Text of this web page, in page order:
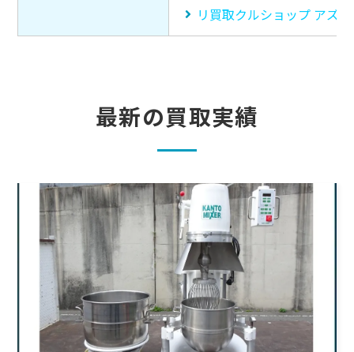
リ買取クルショップ アズ
最新の買取実績